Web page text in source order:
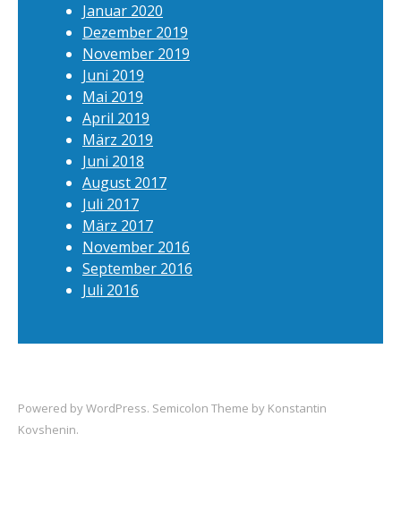
Januar 2020
Dezember 2019
November 2019
Juni 2019
Mai 2019
April 2019
März 2019
Juni 2018
August 2017
Juli 2017
März 2017
November 2016
September 2016
Juli 2016
Powered byWordPress. Semicolon Theme by Konstantin
Kovshenin.